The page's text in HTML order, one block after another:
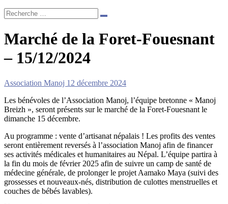
Recherche
…
Marché de la Foret-Fouesnant
– 15/12/2024
Association Manoj 12 décembre 2024
Les bénévoles de l’Association Manoj, l’équipe bretonne « Manoj
Breizh », seront présents sur le marché de la Foret-Fouesnant le
dimanche 15 décembre.
Au programme : vente d’artisanat népalais ! Les profits des ventes
seront entièrement reversés à l’association Manoj afin de financer
ses activités médicales et humanitaires au Népal. L’équipe partira à
la fin du mois de février 2025 afin de suivre un camp de santé de
médecine générale, de prolonger le projet Aamako Maya (suivi des
grossesses et nouveaux-nés, distribution de culottes menstruelles et
couches de bébés lavables).